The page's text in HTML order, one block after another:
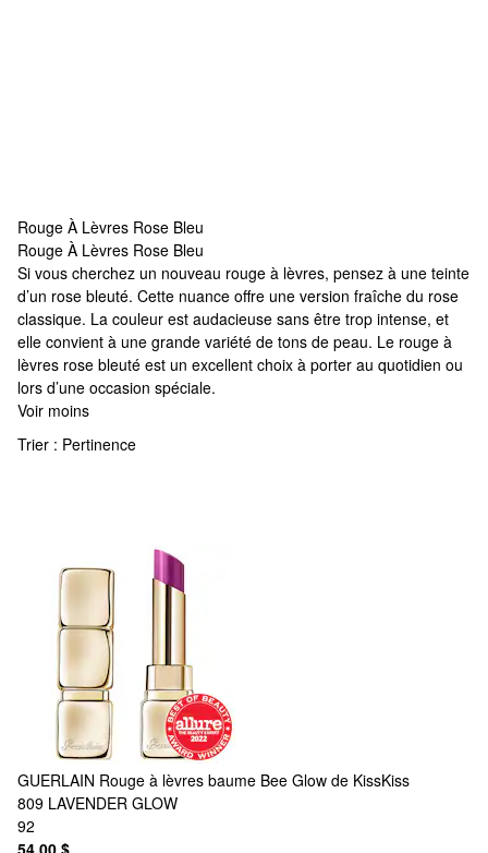
Rouge À Lèvres Rose Bleu
Rouge À Lèvres Rose Bleu
Rouge À Lèvres Rose Bleu
Si vous cherchez un nouveau rouge à lèvres, pensez à une teinte
d’un rose bleuté. Cette nuance offre une version fraîche du rose
classique. La couleur est audacieuse sans être trop intense, et
elle convient à une grande variété de tons de peau. Le rouge à
lèvres rose bleuté est un excellent choix à porter au quotidien ou
lors d’une occasion spéciale.
Voir moins
Trier : Pertinence
GUERLAIN Rouge à lèvres baume Bee Glow de KissKiss
809 LAVENDER GLOW
92
54,00 $